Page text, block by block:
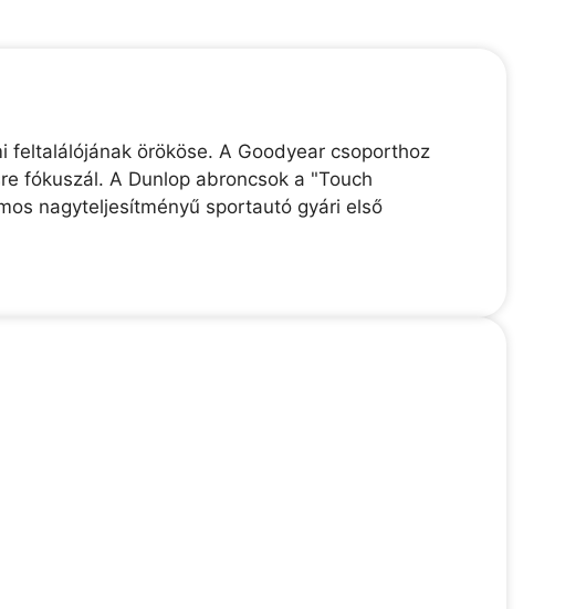
örököse. A Goodyear csoporthoz
fókuszál. A Dunlop abroncsok a "Touch
nagyteljesítményű sportautó gyári első